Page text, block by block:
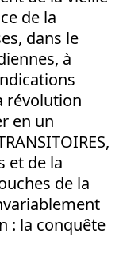
de la
dans le
à
révolution
en un
et de la
de la
: la conquête